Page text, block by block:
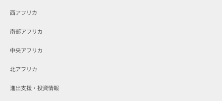
西アフリカ
南部アフリカ
中央アフリカ
北アフリカ
進出支援・投資情報